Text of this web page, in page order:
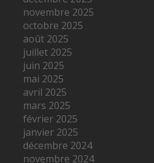
novembre 2025
octobre 2025
août 2025
juillet 2025
juin 2025
mai 2025
avril 2025
mars 2025
février 2025
janvier 2025
décembre 2024
novembre 2024